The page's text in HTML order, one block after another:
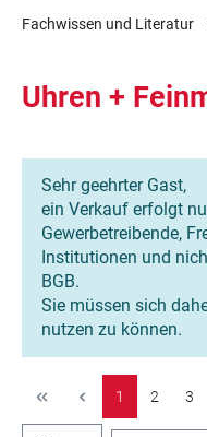
Fachwissen und Literatur
Uhren +
Sehr geehrter Gast,
ein Verkauf erfolgt
Gewerbetreibende,
Institutionen und
BGB.
Sie müssen sich
nutzen zu können.
1 2 3